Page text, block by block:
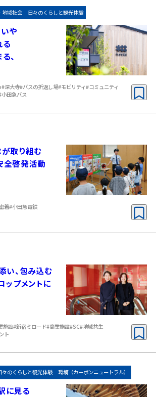
地域社会 日々のくらしと観光体験
や
る
、
#深大寺#バスの折返し場#モビリティ#コミュニティ
小田急バス
取り組む
全啓発活動
着#小田急電鉄
い、包み込む
ップメントに
施設#新宿ミロード#商業施設#SC#地域共生
ト
々のくらしと観光体験 環境（カーボンニュートラル）
に見る